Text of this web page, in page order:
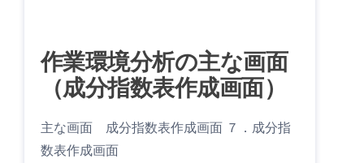
作業環境分析の主な画面
（成分指数表作成画面）
主な画面 成分指数表作成画面 ７．成分指
数表作成画面